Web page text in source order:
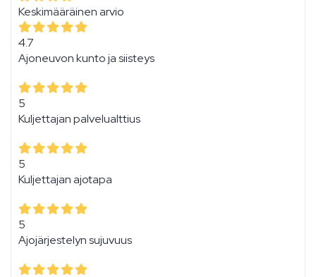
Keskimääräinen arvio
4.7
Ajoneuvon kunto ja siisteys
5
Kuljettajan palvelualttius
5
Kuljettajan ajotapa
5
Ajojärjestelyn sujuvuus